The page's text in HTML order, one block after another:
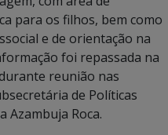
para os filhos, bem como
e de orientação na
foi repassada na
reunião nas
de Políticas
Azambuja Roca.